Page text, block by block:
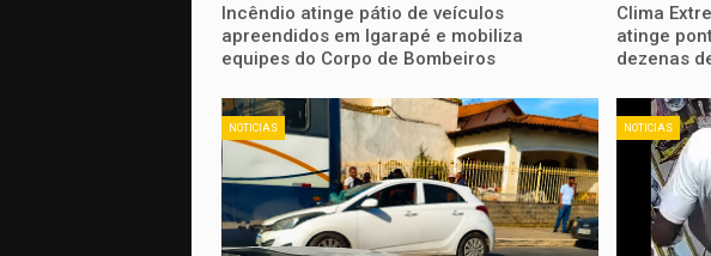
Incêndio atinge pátio de veículos
apreendidos em Igarapé e mobiliza
equipes do Corpo de Bombeiros
Clima
atinge
dezenas
NOTICIAS NOTICIAS